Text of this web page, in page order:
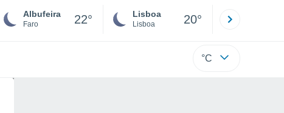
Albufeira
Faro 22° Lisboa
Lisboa 20°
°C